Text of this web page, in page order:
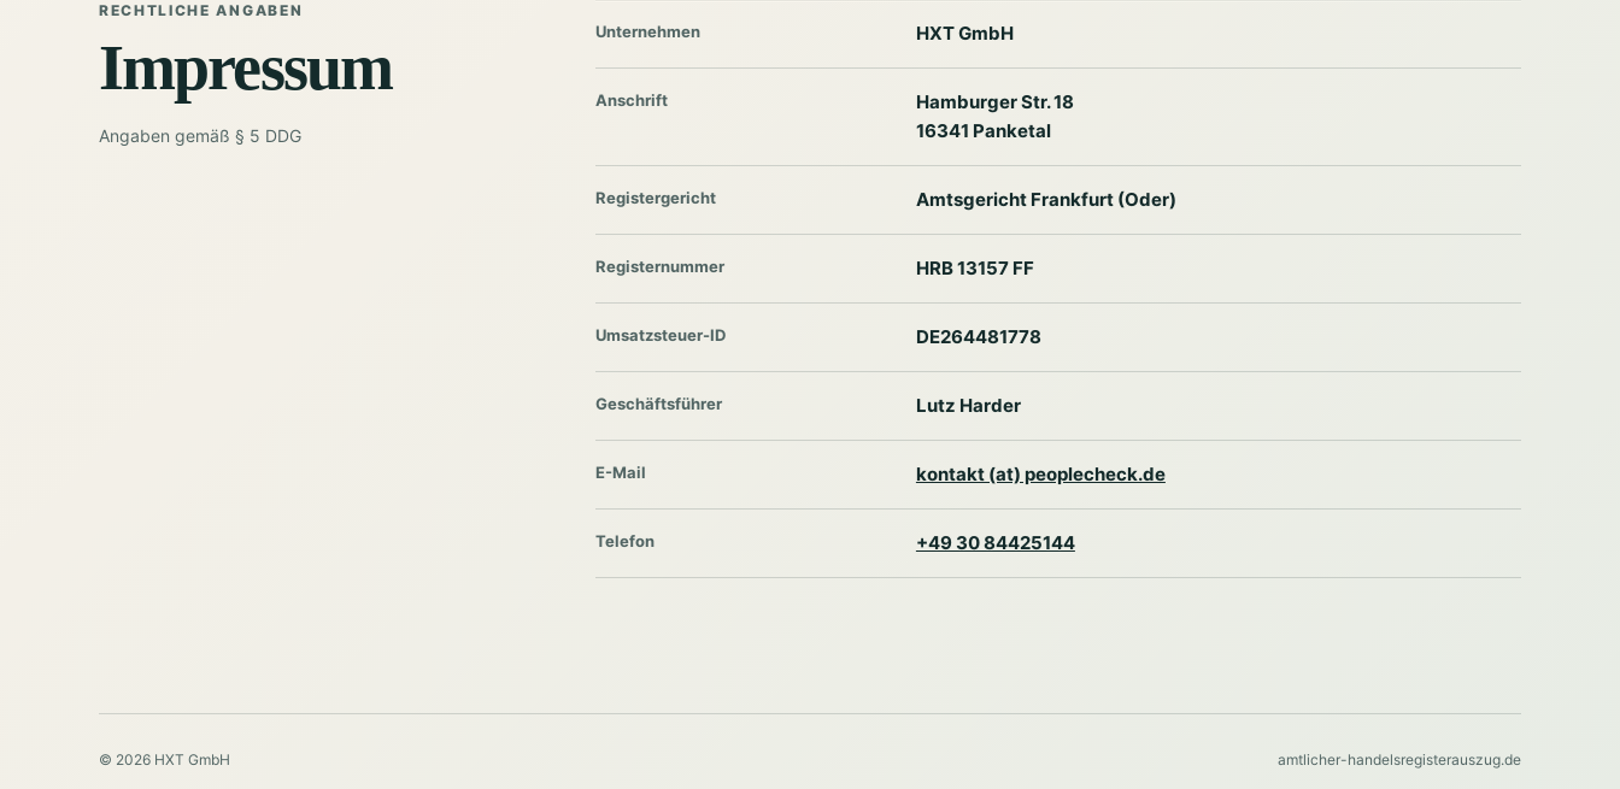
RECHTLICHE ANGABEN
Impressum
Angaben gemäß § 5 DDG
Unternehmen HXT GmbH
Anschrift
Hamburger Str. 18
16341 Panketal
Registergericht Amtsgericht Frankfurt (Oder)
Registernummer HRB 13157 FF
Umsatzsteuer-ID DE264481778
Geschäftsführer Lutz Harder
E-Mail kontakt (at) peoplecheck.de
Telefon +49 30 84425144
© 2026 HXT GmbH amtlicher-handelsregisterauszug.de